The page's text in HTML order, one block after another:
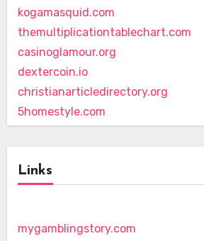
kogamasquid.com
themultiplicationtablechart.com
casinoglamour.org
dextercoin.io
christianarticledirectory.org
5homestyle.com
Links
mygamblingstory.com